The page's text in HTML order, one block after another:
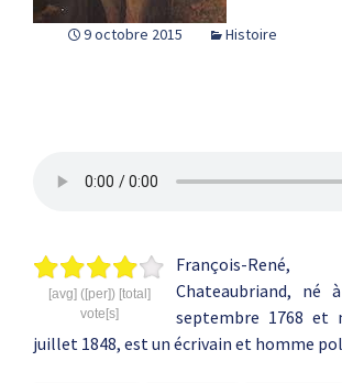
9 octobre 2015 Histoire
[avg] ([per]) [total]
vote[s]
François-
Chateaubriand, né
septembre 1768
juillet 1848, est un écrivain et homme